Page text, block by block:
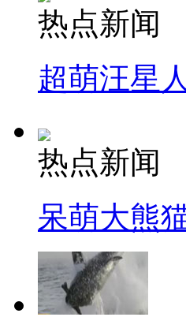
热点新闻
超萌汪星
热点新闻
呆萌大熊